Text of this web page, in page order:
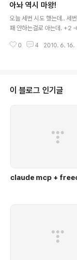
s is magic hand. 퐈이야~!
아놔 역시 마왕!
오늘 세번 시도 했는데.. 세
패 안하는걸로 아는데. +2
스 ㄱ- 아놔 퍽거 나랑 싸울래
0 4 2010. 6. 16.
이 블로그 인기글
claude mcp +